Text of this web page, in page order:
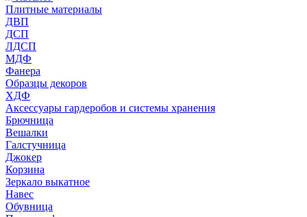
Плитные материалы
ДВП
ДСП
ЛДСП
МДФ
Фанера
Образцы декоров
ХДФ
Аксессуары гардеробов и системы хранения
Брючница
Вешалки
Галстучница
Джокер
Корзина
Зеркало выкатное
Навес
Обувница